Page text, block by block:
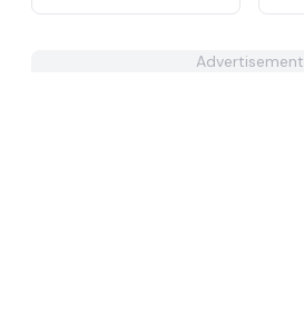
Demolition
Advertisement